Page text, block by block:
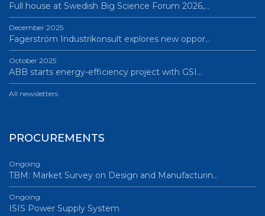
Full house at Swedish Big Science Forum 2026,…
December 2025
Fagerström Industrikonsult explores new oppor…
October 2025
ABB starts energy-efficiency project with GSI…
All newsletters
PROCUREMENTS
Ongoing
TBM: Market Survey on Design and Manufacturin…
Ongoing
ISIS Power Supply System